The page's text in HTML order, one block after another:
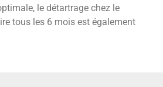
le détartrage chez le
tous les 6 mois est également